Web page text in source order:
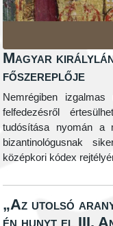
Magyar
főszereplője
Nemrégiben izgalmas
felfedezésről
tudósítása nyomán a
bizantinológusnak
középkori kódex
„Az utolsó
én hunyt el III.